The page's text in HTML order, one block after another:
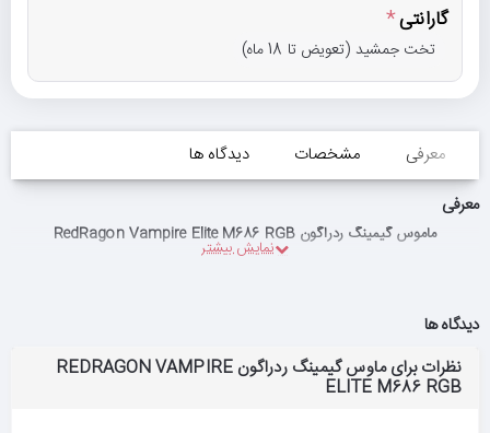
گارانتی
تخت جمشید (تعویض تا 18 ماه)
معرفی مشخصات
دیدگاه ها
معرفی
ماموس گیمینگ ردراگون RedRagon Vampire Elite M686 RGB
دیدگاه ها
نظرات برای ماوس گیمینگ ردراگون REDRAGON VAMPIRE
ELITE M686 RGB